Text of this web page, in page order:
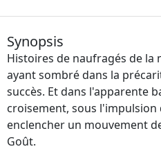
Synopsis
Histoires de naufragés de
ayant sombré dans la
succès. Et dans l'apparente
croisement, sous
enclencher un mouvement
Goût.